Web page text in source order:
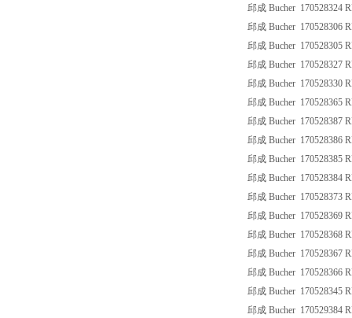
邱成 Bucher 170528324
邱成 Bucher 170528306
邱成 Bucher 170528305
邱成 Bucher 170528327
邱成 Bucher 170528330
邱成 Bucher 170528365
邱成 Bucher 170528387
邱成 Bucher 170528386
邱成 Bucher 170528385
邱成 Bucher 170528384
邱成 Bucher 170528373
邱成 Bucher 170528369
邱成 Bucher 170528368
邱成 Bucher 170528367
邱成 Bucher 170528366
邱成 Bucher 170528345
邱成 Bucher 170529384